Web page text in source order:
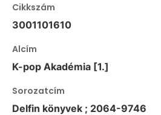
Cikkszám
3001101610
Alcím
K-pop Akadémia [1.]
Sorozatcím
Delfin könyvek ; 2064-9746